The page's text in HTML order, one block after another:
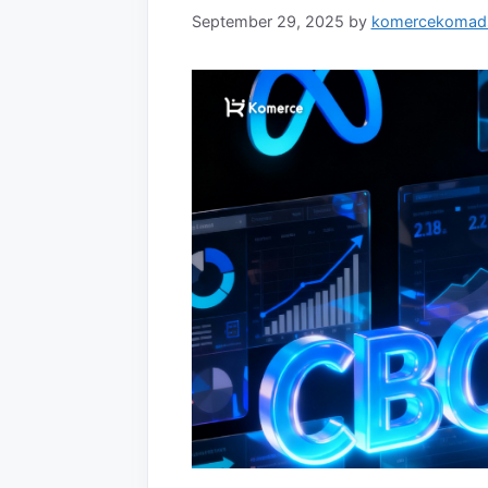
September 29, 2025 by